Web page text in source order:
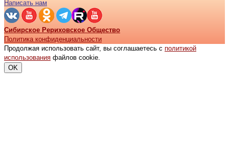
Написать нам
Сибирское Рериховское Общество
Политика конфиденциальности
Продолжая использовать сайт, вы соглашаетесь с политикой
использования файлов cookie.
OK